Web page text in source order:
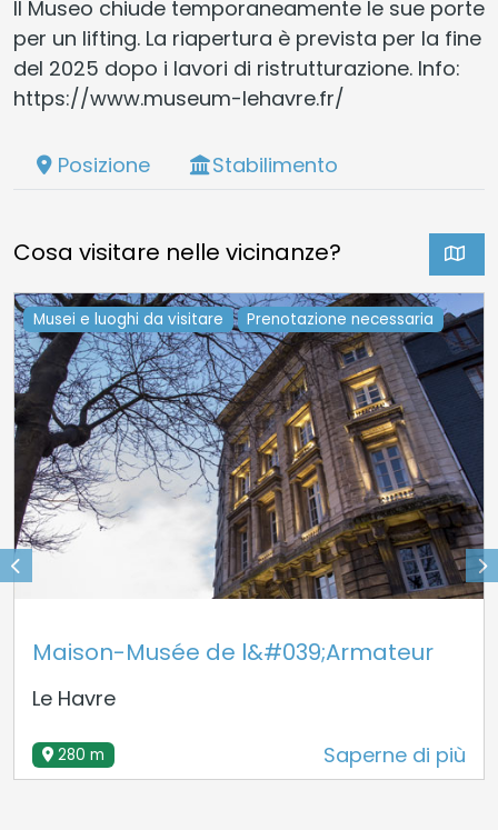
Il Museo chiude temporaneamente le sue porte
per un lifting. La riapertura è prevista per la fine
del 2025 dopo i lavori di ristrutturazione. Info:
https://www.museum-lehavre.fr/
Posizione Stabilimento
Cosa visitare nelle vicinanze?
Musei e luoghi da visitare Prenotazione necessaria
Maison-Musée de l&#039;Armateur
Le Havre
280 m Saperne di più